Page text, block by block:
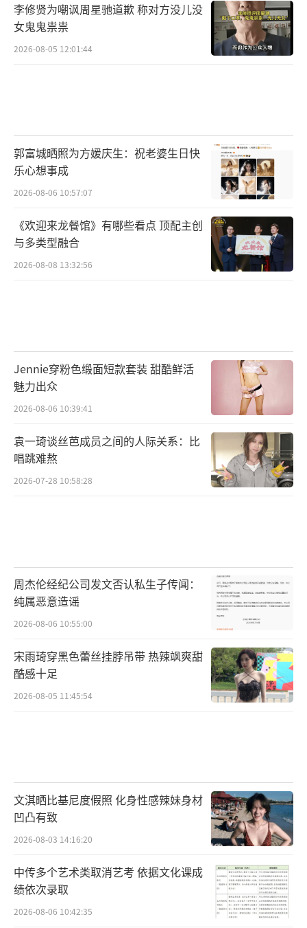
李修贤为嘲讽周星驰道歉 称对方没儿没
女鬼鬼祟祟
2026-08-05 12:01:44
郭富城晒照为方媛庆生：祝老婆生日快
乐心想事成
2026-08-06 10:57:07
《欢迎来龙餐馆》有哪些看点 顶配主创
与多类型融合
2026-08-08 13:32:56
Jennie穿粉色缎面短款套装 甜酷鲜活
魅力出众
2026-08-06 10:39:41
袁一琦谈丝芭成员之间的人际关系：比
唱跳难熬
2026-07-28 10:58:28
周杰伦经纪公司发文否认私生子传闻：
纯属恶意造谣
2026-08-06 10:55:00
宋雨琦穿黑色蕾丝挂脖吊带 热辣飒爽甜
酷感十足
2026-08-05 11:45:54
文淇晒比基尼度假照 化身性感辣妹身材
凹凸有致
2026-08-03 14:16:20
中传多个艺术类取消艺考 依据文化课成
绩依次录取
2026-08-06 10:42:35